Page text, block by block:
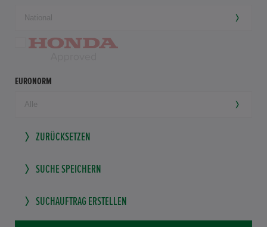
EURONORM
ZURÜCKSETZEN
SUCHE SPEICHERN
SUCHAUFTRAG ERSTELLEN